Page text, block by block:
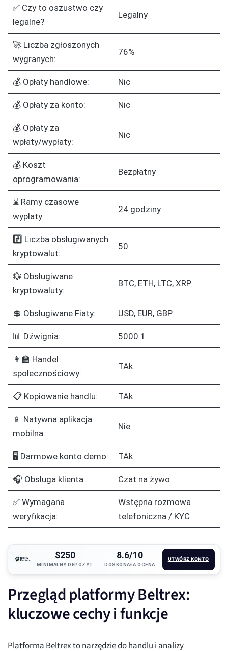
✅ Czy to oszustwo czy
legalne?
Legalny
🚀 Liczba zgłoszonych
wygranych:
76%
💰 Opłaty handlowe: Nic
💰 Opłaty za konto: Nic
💰 Opłaty za
wpłaty/wypłaty:
Nic
💰 Koszt
oprogramowania:
Bezpłatny
⌛ Ramy czasowe
wypłaty:
24 godziny
#️⃣ Liczba obsługiwanych
kryptowalut:
50
💱 Obsługiwane
kryptowaluty:
BTC, ETH, LTC, XRP
💲 Obsługiwane Fiaty: USD, EUR, GBP
📊 Dźwignia: 5000:1
👩‍🏫 Handel
społecznościowy:
TAk
📋 Kopiowanie handlu: TAk
📱 Natywna aplikacja
mobilna:
Nie
🖥️ Darmowe konto demo: TAk
🎧 Obsługa klienta: Czat na żywo
✅ Wymagana
weryfikacja:
Wstępna rozmowa
telefoniczna / KYC
$250
MINIMALNY DEPOZYT
8.6/10
DOSKONAŁA OCENA
UTWÓRZ KONTO
Przegląd platformy Beltrex:
kluczowe cechy i funkcje
Platforma Beltrex to narzędzie do handlu i analizy